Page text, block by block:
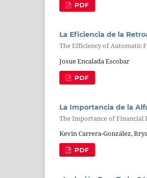
PDF
La Eficiencia de la
The Efficiency of Automatic
Josue Encalada Escobar
PDF
La Importancia de la
The Importance of Financial
Kevin Carrera-González,
PDF